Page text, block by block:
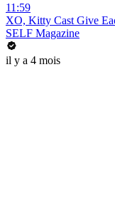
11:59
XO, Kitty Cast Give
SELF Magazine
il y a 4 mois